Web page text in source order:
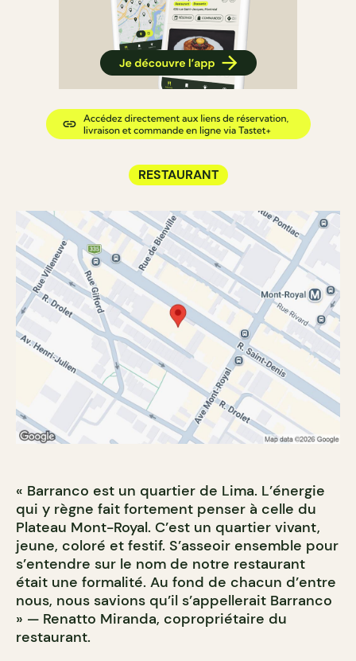
RESTAURANT
« Barranco est un quartier de Lima. L’énergie
qui y règne fait fortement penser à celle du
Plateau Mont-Royal. C’est un quartier vivant,
jeune, coloré et festif. S’asseoir ensemble pour
s’entendre sur le nom de notre restaurant
était une formalité. Au fond de chacun d’entre
nous, nous savions qu’il s’appellerait Barranco
» — Renatto Miranda, copropriétaire du
restaurant.